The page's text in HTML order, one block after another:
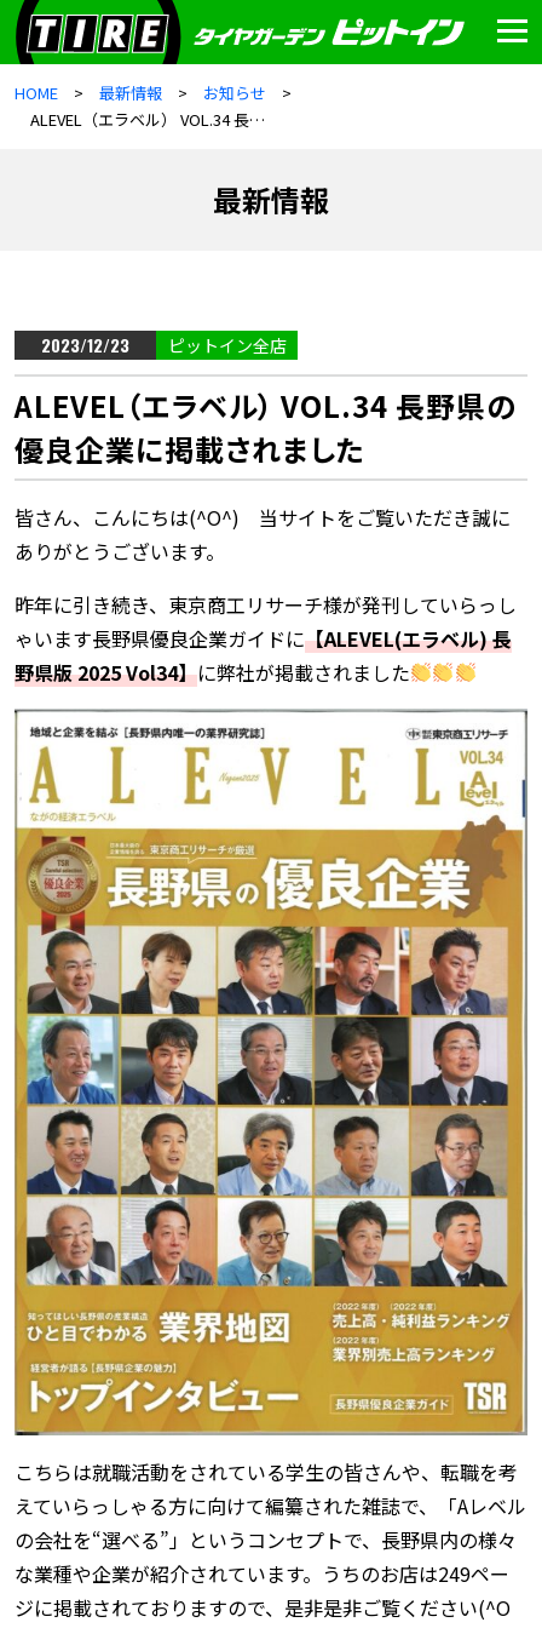
HOME 最新情報
お知らせ
ALEVEL（エラベル） VOL.34 長野県の優良企業に掲載されました
最新情報
2023/12/23 ピットイン全店
ALEVEL（エラベル） VOL.34 長野県の
優良企業に掲載されました
皆さん、こんにちは(^O^) 当サイトをご覧いただき誠に
ありがとうございます。
昨年に引き続き、東京商工リサーチ様が発刊していらっし
ゃいます長野県優良企業ガイドに【ALEVEL(エラベル) 長
野県版 2025 Vol34】に弊社が掲載されました
こちらは就職活動をされている学生の皆さんや、転職を考
えていらっしゃる方に向けて編纂された雑誌で、「Aレベル
の会社を“選べる”」というコンセプトで、長野県内の様々
な業種や企業が紹介されています。うちのお店は249ペー
ジに掲載されておりますので、是非是非ご覧ください(^O